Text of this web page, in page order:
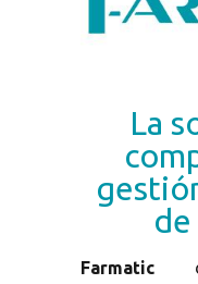
La
de
Farmatic